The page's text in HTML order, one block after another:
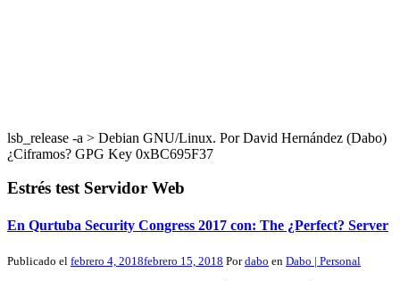
lsb_release -a > Debian GNU/Linux. Por David Hernández (Dabo)
¿Ciframos? GPG Key 0xBC695F37
Estrés test Servidor Web
En Qurtuba Security Congress 2017 con: The ¿Perfect? Server
Publicado el febrero 4, 2018febrero 15, 2018 Pordabo en Dabo | Personal